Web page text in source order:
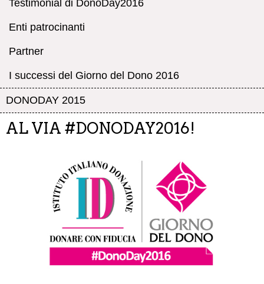
Testimonial di DonoDay2016
Enti patrocinanti
Partner
I successi del Giorno del Dono 2016
DONODAY 2015
AL VIA #DONODAY2016!